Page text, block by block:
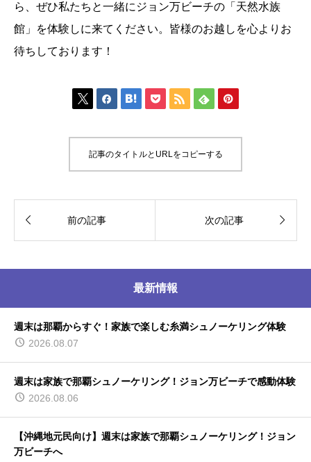
ら、ぜひ私たちと一緒にジョン万ビーチの「天然水族
館」を体験しに来てください。皆様のお越しを心よりお
待ちしております！
      
記事のタイトルとURLをコピーする
 前の記事 次の記事 
最新情報
週末は那覇からすぐ！家族で楽しむ糸満シュノーケリング体験
2026.08.07
週末は家族で那覇シュノーケリング！ジョン万ビーチで感動体験
2026.08.06
【沖縄地元民向け】週末は家族で那覇シュノーケリング！ジョン
万ビーチへ